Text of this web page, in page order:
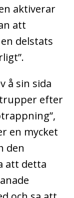
aktiverar
att
delstats
å sin sida
trupper efter
en mycket
den
att detta